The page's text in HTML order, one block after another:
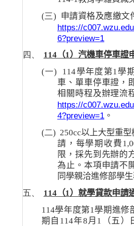
(三)
申請資格及應繳文
https://
6?preview=1
四、 114 （1）汽機車停車證
(一)
114學年度第1學
車、單車停車證，
相關時程及辦理流
https://
4?preview=1。
(二) 250cc以上大型重型
請，每學期收費
限，採先到先辦的
為止。本項申請不
同學親洽進修部學
五、
114 （1）就學貸款申請
114學年度第1學期進修
期自 114年8月 1 （五）